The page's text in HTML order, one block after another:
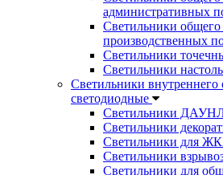
административных
Светильники
производственных
Светильники
Светильники
Светильники внутреннего
светодиодные
Светильники
Светильники
Светильники для
Светильники
Светильники для